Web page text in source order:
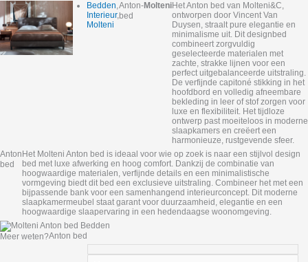
Bedden,
Interieur,
Molteni
Anton
bed
-MolteniHet Anton bed van Molteni&C,
ontworpen door Vincent Van
Duysen, straalt pure elegantie en
minimalisme uit. Dit designbed
combineert zorgvuldig
geselecteerde materialen met
zachte, strakke lijnen voor een
perfect uitgebalanceerde uitstraling.
De verfijnde capitoné stikking in het
hoofdbord en volledig afneembare
bekleding in leer of stof zorgen voor
luxe en flexibiliteit. Het tijdloze
ontwerp past moeiteloos in moderne
slaapkamers en creëert een
harmonieuze, rustgevende sfeer.
Anton
bed
Het Molteni Anton bed is ideaal voor wie op zoek is naar een stijlvol design
bed met luxe afwerking en hoog comfort. Dankzij de combinatie van
hoogwaardige materialen, verfijnde details en een minimalistische
vormgeving biedt dit bed een exclusieve uitstraling. Combineer het met een
bijpassende bank voor een samenhangend interieurconcept. Dit moderne
slaapkamermeubel staat garant voor duurzaamheid, elegantie en een
hoogwaardige slaapervaring in een hedendaagse woonomgeving.
Meer weten?Anton bed